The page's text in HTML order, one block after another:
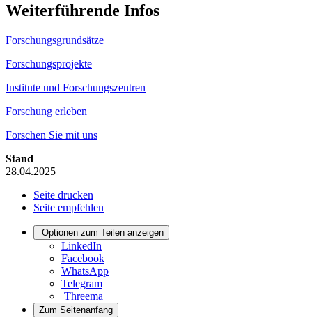
Weiterführende Infos
Forschungsgrundsätze
Forschungsprojekte
Institute und Forschungszentren
Forschung erleben
Forschen Sie mit uns
Stand
28.04.2025
Seite drucken
Seite empfehlen
Optionen zum Teilen anzeigen
LinkedIn
Facebook
WhatsApp
Telegram
Threema
Zum Seitenanfang